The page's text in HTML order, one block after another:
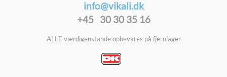
info@vikali.dk
+45 30 30 35 16
ALLE værdigenstande opbevares på fjernlager